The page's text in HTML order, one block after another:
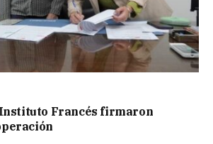
Francés firmaron